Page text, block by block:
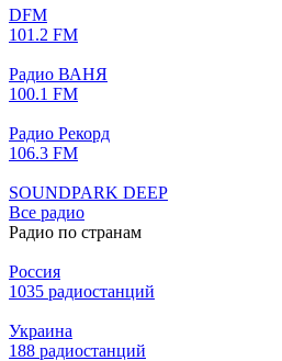
DFM
101.2 FM
Радио ВАНЯ
100.1 FM
Радио Рекорд
106.3 FM
SOUNDPARK DEEP
Все радио
Радио по странам
Россия
1035 радиостанций
Украина
188 радиостанций